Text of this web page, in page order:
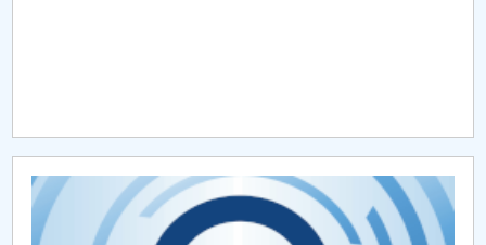
CAR2026
MENIU CANTINA